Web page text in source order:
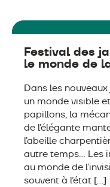
7 JUIN – 18 OCTOBRE
Festival des
le monde de
Dans les
un monde visible
papillons, la
de l’élégante
l’abeille
autre temps… Les
au monde de
souvent à l’état […]